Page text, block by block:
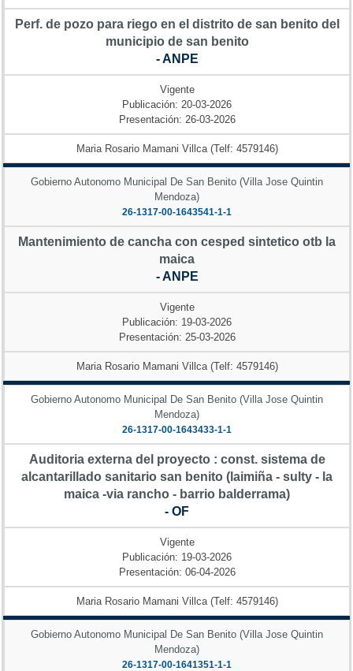
Perf. de pozo para riego en el distrito de san benito del
municipio de san benito
- ANPE
Vigente
Publicación: 20-03-2026
Presentación: 26-03-2026
Maria Rosario Mamani Villca (Telf: 4579146)
Gobierno Autonomo Municipal De San Benito (Villa Jose Quintin
Mendoza)
26-1317-00-1643541-1-1
Mantenimiento de cancha con cesped sintetico otb la
maica
- ANPE
Vigente
Publicación: 19-03-2026
Presentación: 25-03-2026
Maria Rosario Mamani Villca (Telf: 4579146)
Gobierno Autonomo Municipal De San Benito (Villa Jose Quintin
Mendoza)
26-1317-00-1643433-1-1
Auditoria externa del proyecto : const. sistema de
alcantarillado sanitario san benito (laimiña - sulty - la
maica -via rancho - barrio balderrama)
- OF
Vigente
Publicación: 19-03-2026
Presentación: 06-04-2026
Maria Rosario Mamani Villca (Telf: 4579146)
Gobierno Autonomo Municipal De San Benito (Villa Jose Quintin
Mendoza)
26-1317-00-1641351-1-1